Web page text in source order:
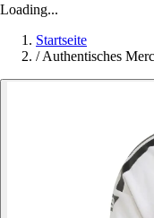
Loading...
Startseite
/ Authentisches